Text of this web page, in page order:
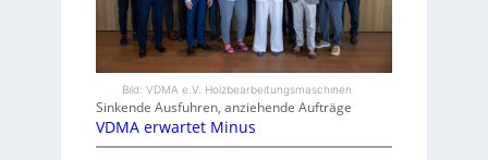
Bild: VDMA e.V. Holzbearbeitungsmaschinen
Sinkende Ausfuhren, anziehende Aufträge
VDMA erwartet Minus